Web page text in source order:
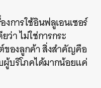
การใช้อินฟลูเอนเซอร์
ว่า ไม่ใช่การกระ
ของลูกค้า สิ่งสำคัญคือ
บริโภคได้มากน้อยแค่